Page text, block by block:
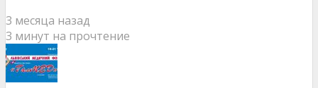
3 месяца назад
3 минут на прочтение